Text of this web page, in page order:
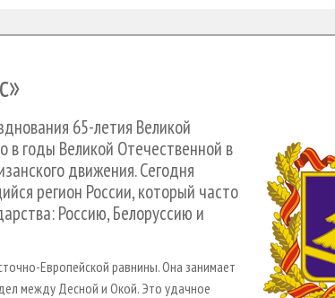
65-летия Великой
в годы Великой Отечественной в
движения. Сегодня
регион России, который часто
Россию, Белоруссию и
Европейской равнины. Она занимает
между Десной и Окой. Это удачное